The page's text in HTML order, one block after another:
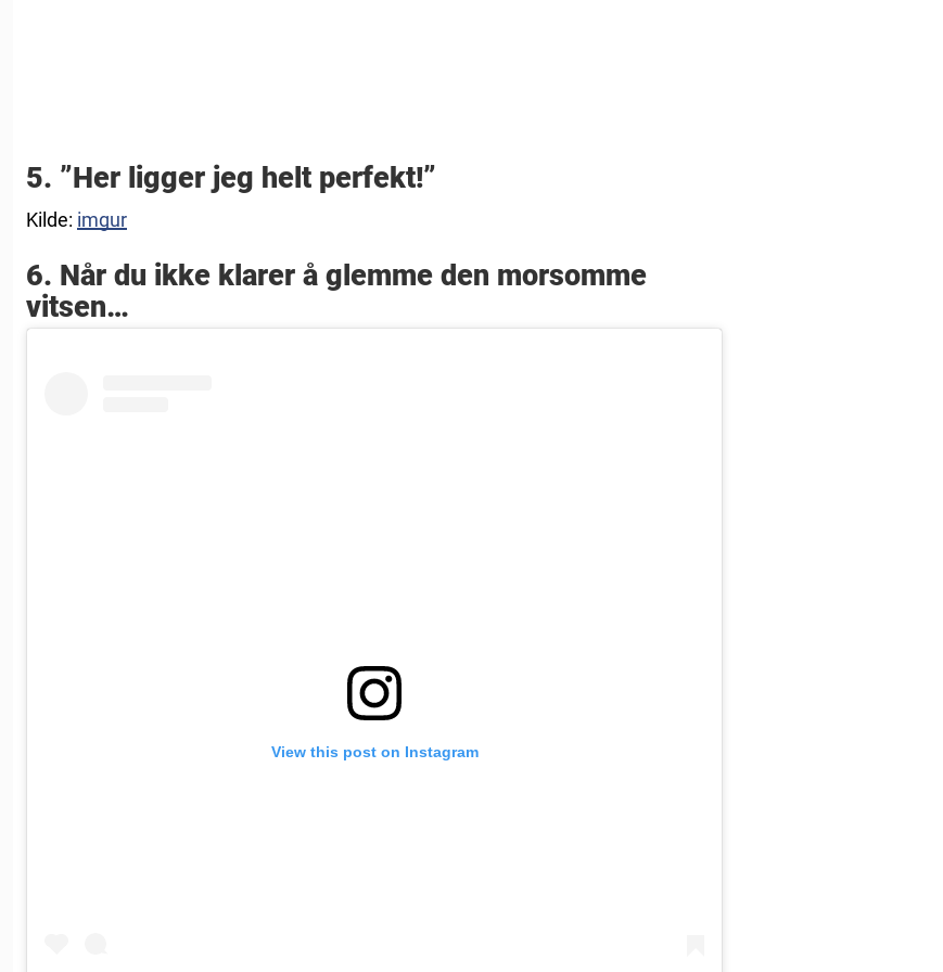
5. ”Her ligger jeg helt perfekt!”
Kilde: imgur
6. Når du ikke klarer å glemme den morsomme
vitsen…
View this post on Instagram